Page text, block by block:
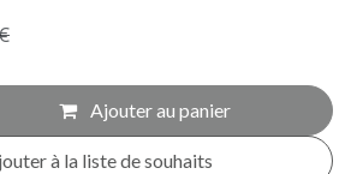
Ajouter au panier
à la liste de souhaits